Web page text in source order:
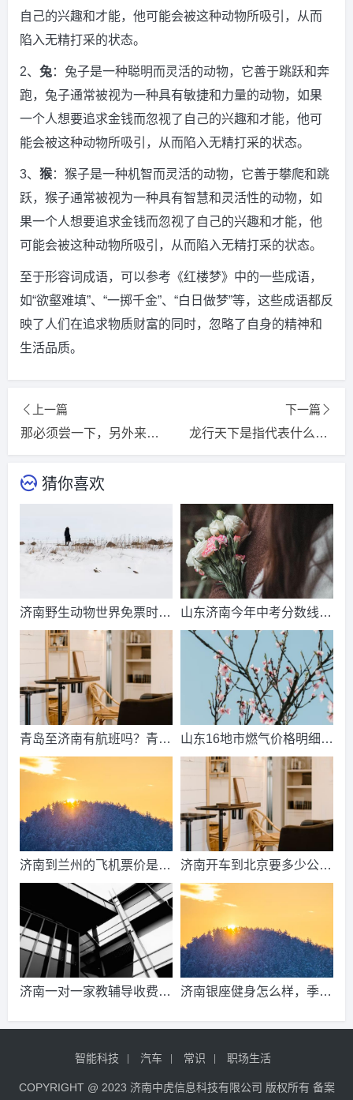
自己的兴趣和才能，他可能会被这种动物所吸引，从而
陷入无精打采的状态。
2、 兔：兔子是一种聪明而灵活的动物，它善于跳跃和奔
跑，兔子通常被视为一种具有敏捷和力量的动物，如果
一个人想要追求金钱而忽视了自己的兴趣和才能，他可
能会被这种动物所吸引，从而陷入无精打采的状态。
3、 猴：猴子是一种机智而灵活的动物，它善于攀爬和跳
跃，猴子通常被视为一种具有智慧和灵活性的动物，如
果一个人想要追求金钱而忽视了自己的兴趣和才能，他
可能会被这种动物所吸引，从而陷入无精打采的状态。
至于形容词成语，可以参考《红楼梦》中的一些成语，
如“欲壑难填”、“一掷千金”、“白日做梦”等，这些成语都反
映了人们在追求物质财富的同时，忽略了自身的精神和
生活品质。
上一篇
那必须尝一下，另外来六瓶啤酒猜打一精选准确生肖，词语释义落实解释
下一篇
龙行天下是指代表什么生肖，精选词语释义解释落实
猜你喜欢
济南野生动物世界免票时
间？济南动物王国票价？
山东济南今年中考分数线出
来了吗？济南中考总分多
青岛至济南有航班吗？青岛
到济南的高铁票多钱？
山东16地市燃气价格明细？
2021山东天然气费收费标
济南到兰州的飞机票价是多
少？济南到兰州飞机要多
久？
济南开车到北京要多少公
里、时间、过路费、油钱？
济南一对一家教辅导收费情
济南银座健身怎么样，季
宜的地方呢？
智能科技 汽车 常识 职场生活
COPYRIGHT @ 2023 济南中虎信息科技有限公司 版权所有 备案